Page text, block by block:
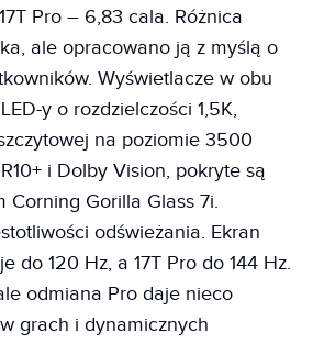
Pro – 6,83 cala. Różnica
ale opracowano ją z myślą o
Wyświetlacze w obu
y o rozdzielczości 1,5K,
na poziomie 3500
i Dolby Vision, pokryte są
Corning Gorilla Glass 7i.
odświeżania. Ekran
do 120 Hz, a 17T Pro do 144 Hz.
odmiana Pro daje nieco
grach i dynamicznych